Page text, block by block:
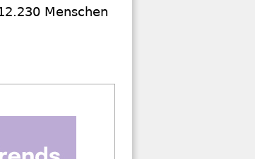
Menschen